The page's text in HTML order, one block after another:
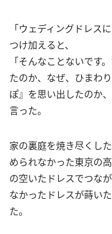
「ウェディングドレス
つけ加えると、
「そんなことないです
たのか、なぜ、ひまわ
ぽ』を思い出したのか
言った。
家の裏庭を焼き尽くし
められなかった東京の
の空いたドレスでつな
なかったドレスが蒔い
た。